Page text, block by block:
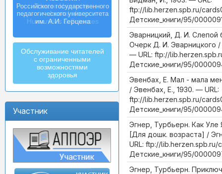
Herzen University
Journal of
Humanities & Sciences
Обслуживание читателей
с ограниченными
возможностями
здоровья
Участник
ftp://lib.herzen.spb.ru/
Детские_книги/95/
Эварницкий, Д. И. Слепой
Очерк Д. И. Эварницкого
— URL: ftp://
Детские_книги/95/
Эвенбах, Е. Мал - мала
/ Эвенбах, Е., 1930. — URL:
ftp://lib.herzen.spb.ru/
Детские_книги/95/
Эгнер, Турбьерн. Как Уле
[Для дошк. возраста] /
URL: ftp://lib.herzen.spb.ru/
Детские_книги/95/
Эгнер, Турбьерн.